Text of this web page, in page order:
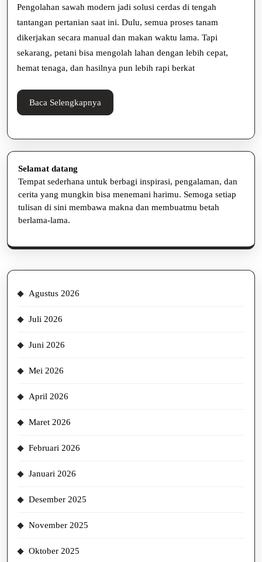
Lebih
Cepat
dan
Pengolahan sawah modern jadi solusi cerdas di tengah
tantangan pertanian saat ini. Dulu, semua proses tanam
dikerjakan secara manual dan makan waktu lama. Tapi
sekarang, petani bisa mengolah lahan dengan lebih cepat,
hemat tenaga, dan hasilnya pun lebih rapi berkat
Baca Selengkapnya
Selengkapnya
Selamat datang
Tempat sederhana untuk berbagi inspirasi, pengalaman, dan
cerita yang mungkin bisa menemani harimu. Semoga setiap
tulisan di sini membawa makna dan membuatmu betah
berlama-lama.
Agustus 2026
Juli 2026
Juni 2026
Mei 2026
April 2026
Maret 2026
Februari 2026
Januari 2026
Desember 2025
November 2025
Oktober 2025